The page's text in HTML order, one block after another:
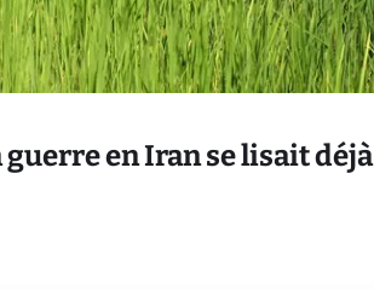
en Iran se lisait déjà